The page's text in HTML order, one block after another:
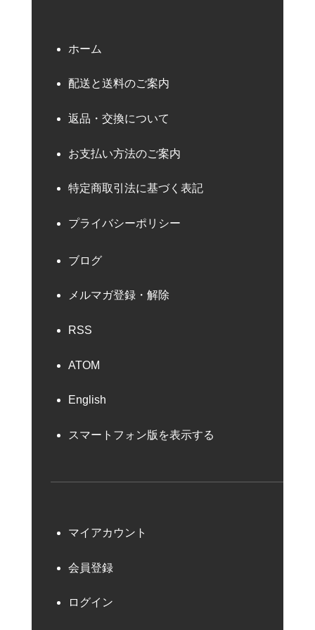
ホーム
配送と送料のご案内
返品・交換について
お支払い方法のご案内
特定商取引法に基づく表記
プライバシーポリシー
ブログ
メルマガ登録・解除
RSS
ATOM
English
スマートフォン版を表示する
マイアカウント
会員登録
ログイン